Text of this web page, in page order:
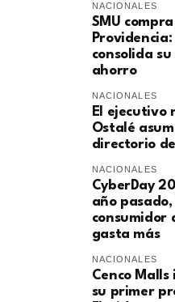
NACIONALES
SMU
consolida
ahorro
NACIONALES
El ejecutivo
Ostalé
directorio
NACIONALES
CyberDay
año
consumidor
gasta más
NACIONALES
Cenco
su primer